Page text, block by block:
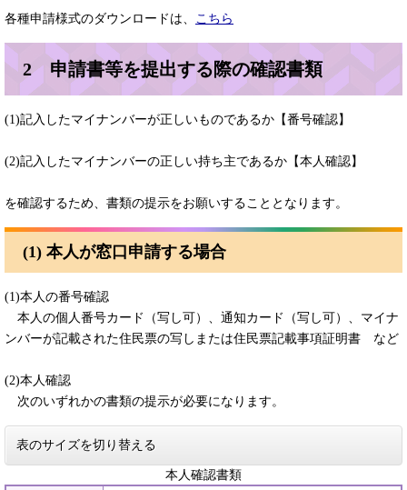
各種申請様式のダウンロードは、 こちら
2 申請書等を提出する際の確認書類
(1)記入したマイナンバーが正しいものであるか【番号確認】
(2)記入したマイナンバーの正しい持ち主であるか【本人確認】
を確認するため、書類の提示をお願いすることとなります。
(1) 本人が窓口申請する場合
(1)本人の番号確認
本人の個人番号カード（写し可）、通知カード（写し可）、マイナ
ンバーが記載された住民票の写しまたは住民票記載事項証明書 など
(2)本人確認
次のいずれかの書類の提示が必要になります。
表のサイズを切り替える
本人確認書類